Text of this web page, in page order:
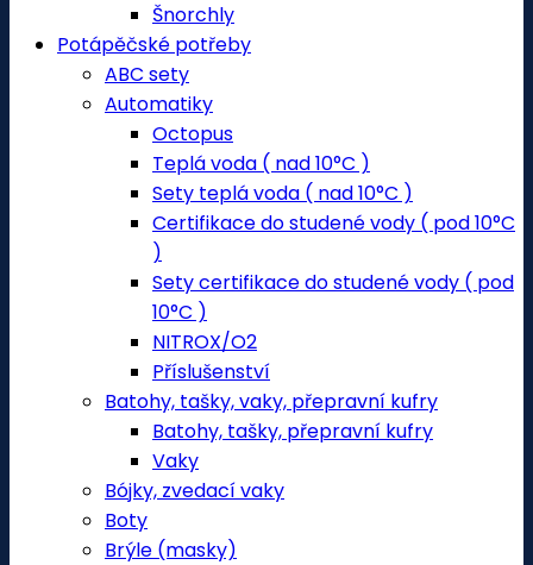
Šnorchly
Potápěčské potřeby
ABC sety
Automatiky
Octopus
Teplá voda ( nad 10°C )
Sety teplá voda ( nad 10°C )
Certifikace do studené vody ( pod 10°C
)
Sety certifikace do studené vody ( pod
10°C )
NITROX/O2
Příslušenství
Batohy, tašky, vaky, přepravní kufry
Batohy, tašky, přepravní kufry
Vaky
Bójky, zvedací vaky
Boty
Brýle (masky)